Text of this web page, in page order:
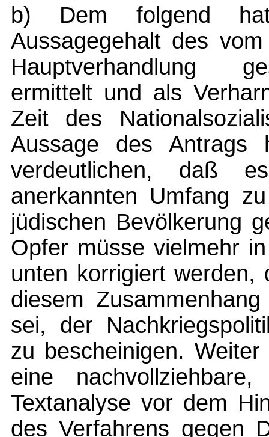
b) Dem folgend
Aussagegehalt des
Hauptverhandlung
ermittelt und als
Zeit des
Aussage des
verdeutlichen, daß
anerkannten Umfang
jüdischen Bevölkerung
Opfer müsse vielmehr
unten korrigiert
diesem
sei, der
zu bescheinigen.
eine
Textanalyse vor dem
des Verfahrens gegen